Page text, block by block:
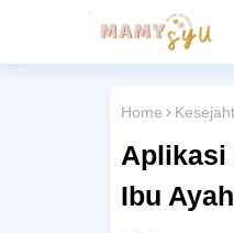
Home
Aplikasi
Ibu